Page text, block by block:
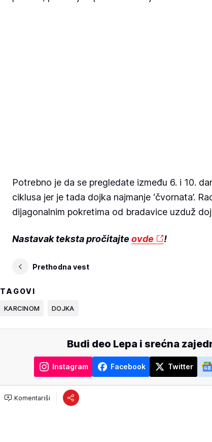
Potrebno je da se pregledate između 6. i 10.
ciklusa jer je tada dojka najmanje ‘čvornata’.
dijagonalnim pokretima od bradavice uzduž
Nastavak teksta pročitajteovde !
Prethodna vest
TAGOVI
KARCINOM DOJKA
Budi deo Lepa i srećna
Instagram Facebook Twitter
Komentariši